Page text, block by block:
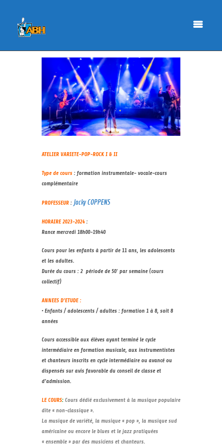
ATELIER VARIETE-POP-ROCK I & II
Type de cours : formation instrumentale- vocale-cours
complémentaire
PROFESSEUR : Jacky COPPENS
HORAIRE 2023-2024 :
Rance mercredi 18h00-19h40
Cours pour les enfants à partir de 11 ans, les adolescents
et les adultes.
Durée du cours : 2 période de 50′ par semaine (cours
collectif)
ANNEES D’ETUDE :
• Enfants / adolescents / adultes : formation 1 à 8, soit 8
années
Cours accessible aux élèves ayant terminé le cycle
intermédiaire en formation musicale, aux instrumentistes
et chanteurs inscrits en cycle intermédiaire ou avancé ou
dispensés sur avis favorable du conseil de classe et
d’admission.
LE COURS: Cours dédié exclusivement à la musique populaire
dite « non-classique ».
La musique de variété, la musique « pop », la musique sud
américaine ou encore le blues et le jazz pratiquées
« ensemble » par des musiciens et chanteurs.